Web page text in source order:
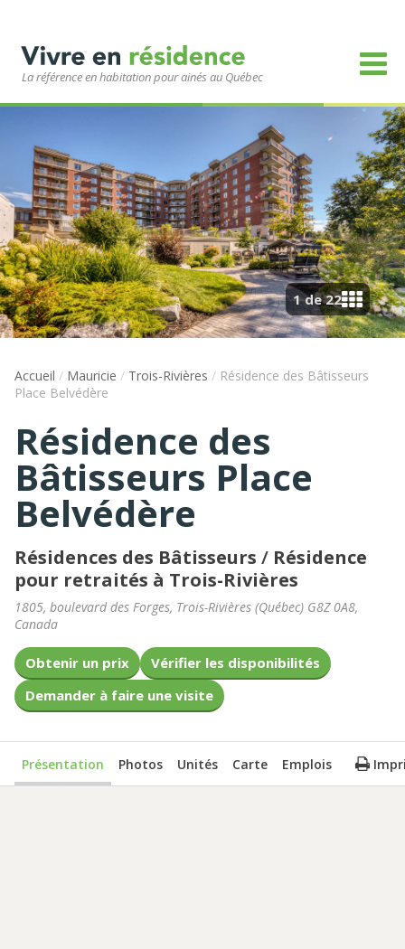
La référence en habitation pour ainés au Québec
1 de 22
Accueil / Mauricie / Trois-Rivières / Résidence des Bâtisseurs
Place Belvédère
Résidence des
Bâtisseurs Place
Belvédère
Résidences des Bâtisseurs / Résidence
pour retraités à Trois-Rivières
1805, boulevard des Forges, Trois-Rivières (Québec) G8Z 0A8,
Canada
Obtenir un prix
Vérifier les disponibilités
Demander à faire une visite
Présentation Photos Unités Carte Emplois